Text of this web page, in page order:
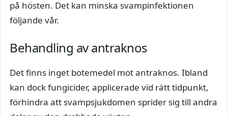
på hösten. Det kan minska svampinfektionen
följande vår.
Behandling av antraknos
Det finns inget botemedel mot antraknos. Ibland
kan dock fungicider, applicerade vid rätt tidpunkt,
förhindra att svampsjukdomen sprider sig till andra